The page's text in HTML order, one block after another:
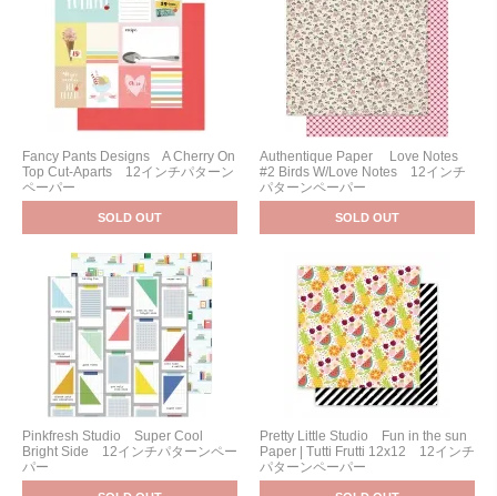
Fancy Pants Designs A Cherry On
Top Cut-Aparts 12インチパターン
ペーパー
SOLD OUT
Authentique Paper Love Notes
#2 Birds W/Love Notes 12インチ
パターンペーパー
SOLD OUT
Pinkfresh Studio Super Cool
Bright Side 12インチパターンペー
パー
Pretty Little Studio Fun in the sun
Paper | Tutti Frutti 12x12 12インチ
パターンペーパー